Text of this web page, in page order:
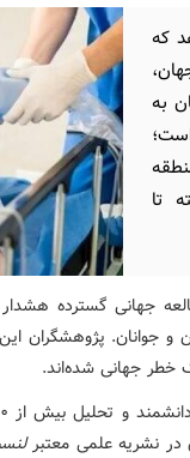
که
به
تا
جهانی گسترده
و جوانان. پژوهشگران
خطر جهانی شده‌اند.
در نشریه علمی معتبر